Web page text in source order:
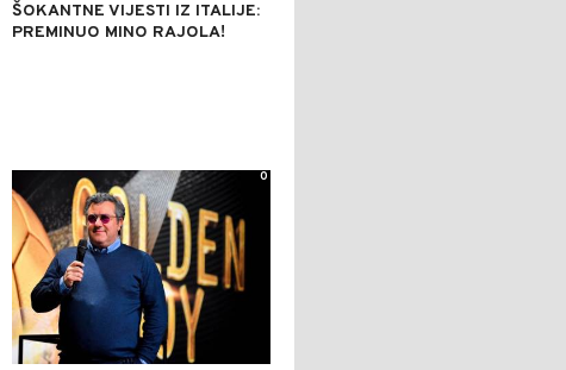
ŠOKANTNE VIJESTI IZ ITALIJE:
PREMINUO MINO RAJOLA!
0